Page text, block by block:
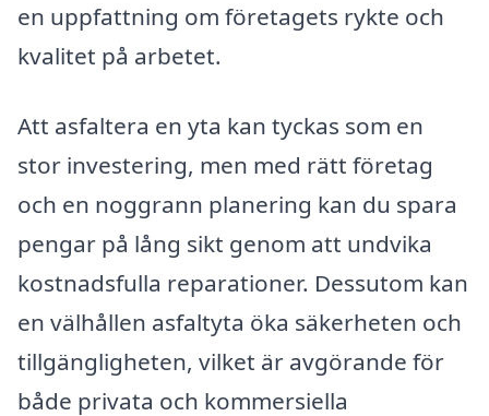
en uppfattning om företagets rykte och
kvalitet på arbetet.
Att asfaltera en yta kan tyckas som en
stor investering, men med rätt företag
och en noggrann planering kan du spara
pengar på lång sikt genom att undvika
kostnadsfulla reparationer. Dessutom kan
en välhållen asfaltyta öka säkerheten och
tillgängligheten, vilket är avgörande för
både privata och kommersiella